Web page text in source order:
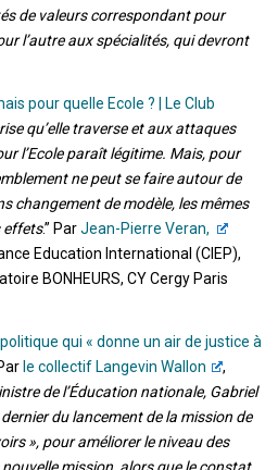
de valeurs correspondant pour
l’autre aux spécialités, qui devront
pour quelle Ecole ? | Le Club
qu’elle traverse et aux attaques
l’Ecole paraît légitime. Mais, pour
ne peut se faire autour de
changement de modèle, les mêmes
effets.” ParJean-Pierre Veran,
Education International (CIEP),
BONHEURS, CY Cergy Paris
qui « donne un air de justice à
le collectif Langevin Wallon
,
de l’Éducation nationale, Gabriel
du lancement de la mission de
», pour améliorer le niveau des
nouvelle mission, alors que le constat